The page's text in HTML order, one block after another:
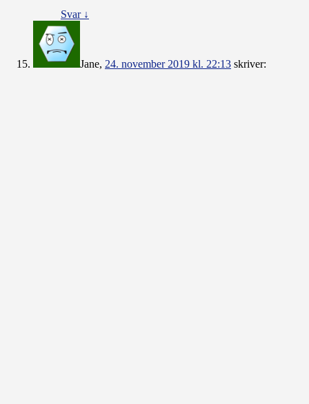
Svar ↓
Jane, 24. november 2019 kl. 22:13 skriver: